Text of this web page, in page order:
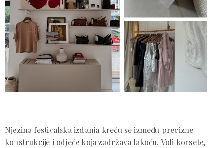
Njezina festivalska izdanja kreću se između precizne
konstrukcije i odjeće koja zadržava lakoću. Voli korsete,